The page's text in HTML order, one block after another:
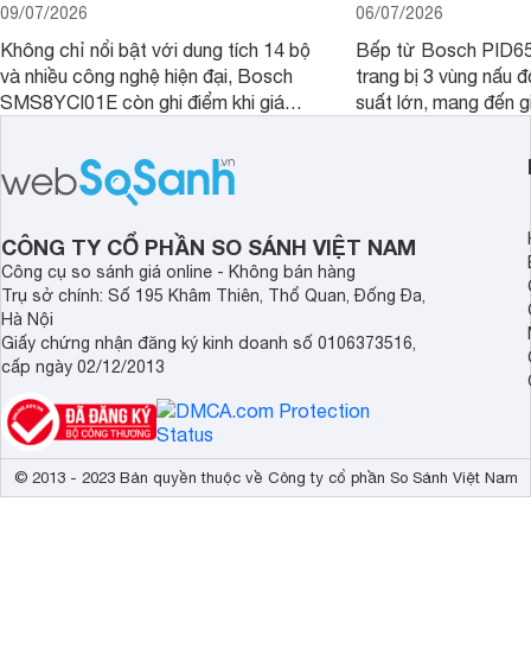
09/07/2026
Không chỉ nổi bật với dung tích 14 bộ
và nhiều công nghệ hiện đại, Bosch
SMS8YCI01E còn ghi điểm khi giá
thời điểm mới mở bán, mang lại tỷ lệ
giá trị/chi phí hấp dẫn hơn cho người
dùng đang tìm kiếm một mẫu máy rửa
bát cao cấp.
06/07/2026
Bếp từ Bosch
trang bị 3 vùng nấu
suất lớn, mang đến
CÔNG TY CỔ PHẦN SO SÁNH VIỆT NAM
Công cụ so sánh giá online - Không bán hàng
Trụ sở chính: Số 195 Khâm Thiên, Thổ Quan, Đống Đa,
Hà Nội
Giấy chứng nhận đăng ký kinh doanh số 0106373516,
cấp ngày 02/12/2013
© 2013 - 2023 Bản quyền thuộc về Công ty cổ phần So Sánh Việt Nam